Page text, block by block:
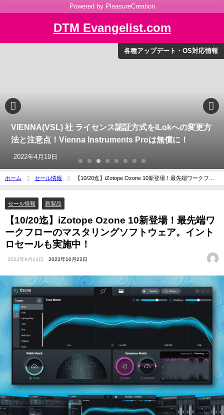
Powered by PleasureCreation
DTM Evangelist.com
各種アップデート・OS対応情報
VIENNA(VSL) 社 ライセンス認証方式をiLokへの変更方
法と注意点！Vienna Instruments Proは無償に！
2022年4月19日
ホーム セール情報
【10/20迄】iZotope Ozone 10新登場！最先端ワークフロ
ーのマスタリングソフトウェア。イントロセールも実施中！
セール情報 新製品
【10/20迄】iZotope Ozone 10新登場！最先端ワ
ークフローのマスタリングソフトウェア。イント
ロセールも実施中！
2022年9月14日 2022年10月22日